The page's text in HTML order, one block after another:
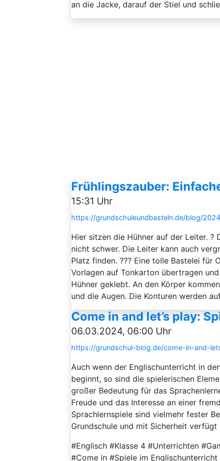
an die Jacke, darauf der Stiel und
Frühlingszauber:
15:31 Uhr
https://grundschuleundbasteln.de/blog/
Hier sitzen die Hühner auf der Leiter.
nicht schwer. Die Leiter kann auch
Platz finden. ??? Eine tolle Bastelei für
Vorlagen auf Tonkarton übertragen
Hühner geklebt. An den Körper
und die Augen. Die Konturen werden
Come in and let’s play:
06.03.2024, 06:00 Uhr
https://grundschul-blog.de/come-in-and-
Auch wenn der Englischunterricht in
beginnt, so sind die spielerischen
großer Bedeutung für das
Freude und das Interesse an einer
Sprachlernspiele sind vielmehr fester
Grundschule und mit Sicherheit
#Englisch #Klasse 4 #Unterrichten
#Come in #Spiele im